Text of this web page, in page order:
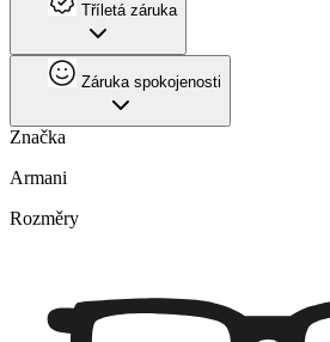
Tříletá záruka
Záruka spokojenosti
Značka
Armani
Rozměry